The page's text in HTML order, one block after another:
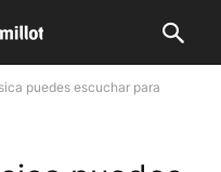
puedes escuchar para